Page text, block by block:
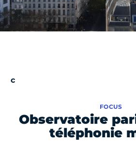
Observatoire
téléphonie
FOCUS